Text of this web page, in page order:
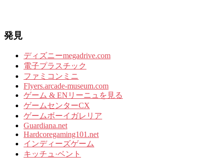
発見
ディズニーmegadrive.com
電子プラスチック
ファミコンミニ
Flyers.arcade-museum.com
ゲーム & ENリーニュを見る
ゲームセンターCX
ゲームボーイガレリア
Guardiana.net
Hardcoregaming101.net
インディーズゲーム
キッチュ·ベント